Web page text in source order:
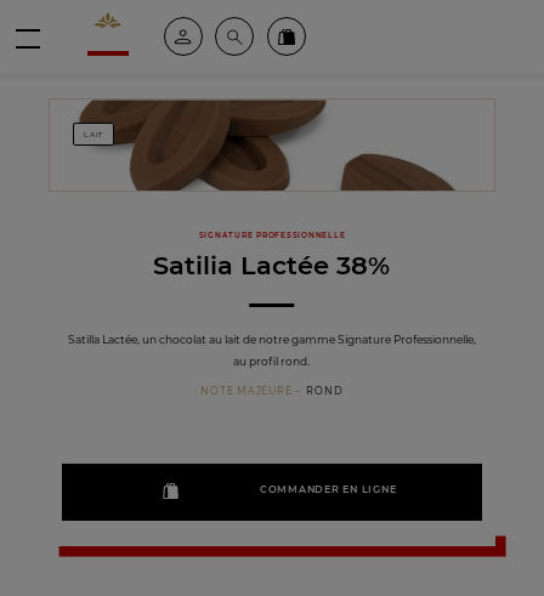
Valrhona - Imaginons le meilleur du chocolat
Espace clientRechercheCommandez en ligne
LAIT
SIGNATURE PROFESSIONNELLE
Satilia Lactée 38%
Satilla Lactée, un chocolat au lait de notre gamme Signature Professionnelle,
au profil rond.
NOTE MAJEURE ROND
COMMANDER EN LIGNE